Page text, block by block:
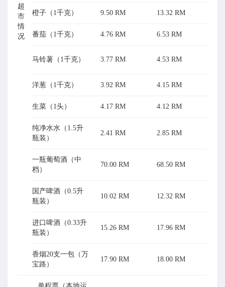
超
市
情
况
橙子（1千克） 9.50 RM 13.32 RM
番茄（1千克） 4.76 RM 6.53 RM
马铃薯（1千克） 3.77 RM 4.53 RM
洋葱（1千克） 3.92 RM 4.15 RM
生菜（1头） 4.17 RM 4.12 RM
纯净水水（1.5升
瓶装）
2.41 RM 2.85 RM
一瓶葡萄酒（中
档）
70.00 RM 68.50 RM
国产啤酒（0.5升
瓶装）
10.02 RM 12.32 RM
进口啤酒（0.33升
瓶装）
15.26 RM 17.96 RM
香烟20支一包（万
宝路）
17.90 RM 18.00 RM